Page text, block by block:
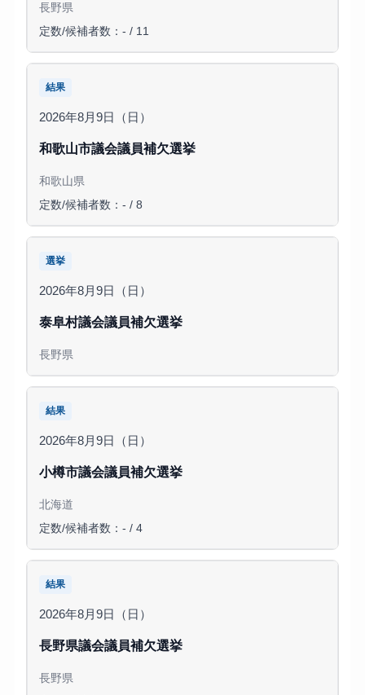
長野県
定数/候補者数：- / 11
結果
2026年8月9日（日）
和歌山市議会議員補欠選挙
和歌山県
定数/候補者数：- / 8
選挙
2026年8月9日（日）
泰阜村議会議員補欠選挙
長野県
結果
2026年8月9日（日）
小樽市議会議員補欠選挙
北海道
定数/候補者数：- / 4
結果
2026年8月9日（日）
長野県議会議員補欠選挙
長野県